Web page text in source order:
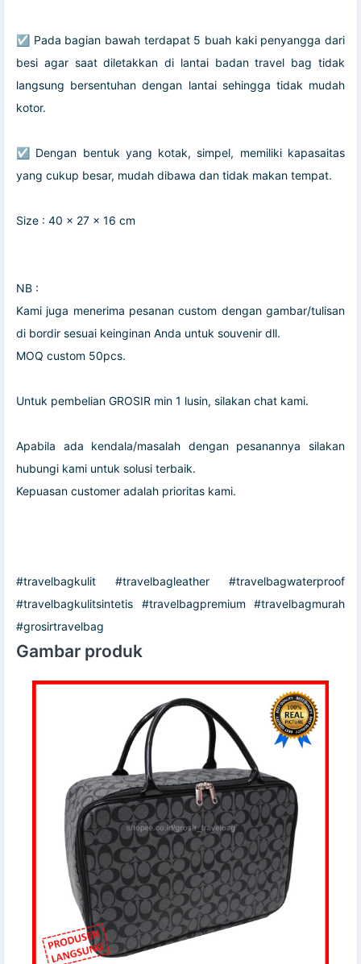
☑️ Pada bagian bawah terdapat 5 buah kaki penyangga dari
besi agar saat diletakkan di lantai badan travel bag tidak
langsung bersentuhan dengan lantai sehingga tidak mudah
kotor.
☑️ Dengan bentuk yang kotak, simpel, memiliki kapasaitas
yang cukup besar, mudah dibawa dan tidak makan tempat.
Size : 40 x 27 x 16 cm
NB :
Kami juga menerima pesanan custom dengan gambar/tulisan
di bordir sesuai keinginan Anda untuk souvenir dll.
MOQ custom 50pcs.
Untuk pembelian GROSIR min 1 lusin, silakan chat kami.
Apabila ada kendala/masalah dengan pesanannya silakan
hubungi kami untuk solusi terbaik.
Kepuasan customer adalah prioritas kami.
#travelbagkulit #travelbagleather #travelbagwaterproof
#travelbagkulitsintetis #travelbagpremium #travelbagmurah
#grosirtravelbag
Gambar produk